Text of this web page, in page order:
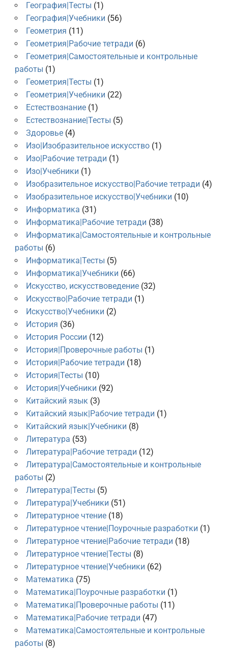
География|Тесты (1)
География|Учебники (56)
Геометрия (11)
Геометрия|Рабочие тетради (6)
Геометрия|Самостоятельные и контрольные
работы (1)
Геометрия|Тесты (1)
Геометрия|Учебники (22)
Естествознание(1)
Естествознание|Тесты (5)
Здоровье(4)
Изо|Изобразительное искусство(1)
Изо|Рабочие тетради (1)
Изо|Учебники (1)
Изобразительное искусство|Рабочие тетради (4)
Изобразительное искусство|Учебники (10)
Информатика (31)
Информатика|Рабочие тетради (38)
Информатика|Самостоятельные и контрольные
работы (6)
Информатика|Тесты (5)
Информатика|Учебники (66)
Искусство, искусствоведение(32)
Искусство|Рабочие тетради (1)
Искусство|Учебники (2)
История (36)
История России (12)
История|Проверочные работы (1)
История|Рабочие тетради (18)
История|Тесты (10)
История|Учебники (92)
Китайский язык(3)
Китайский язык|Рабочие тетради (1)
Китайский язык|Учебники (8)
Литература (53)
Литература|Рабочие тетради (12)
Литература|Самостоятельные и контрольные
работы (2)
Литература|Тесты (5)
Литература|Учебники (51)
Литературное чтение(18)
Литературное чтение|Поурочные разработки (1)
Литературное чтение|Рабочие тетради (18)
Литературное чтение|Тесты (8)
Литературное чтение|Учебники (62)
Математика (75)
Математика|Поурочные разработки (1)
Математика|Проверочные работы (11)
Математика|Рабочие тетради (47)
Математика|Самостоятельные и контрольные
работы (8)